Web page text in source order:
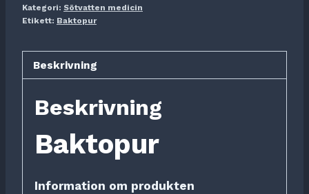
Kategori: Sötvatten medicin
Etikett: Baktopur
Beskrivning
Beskrivning
Baktopur
Information om produkten